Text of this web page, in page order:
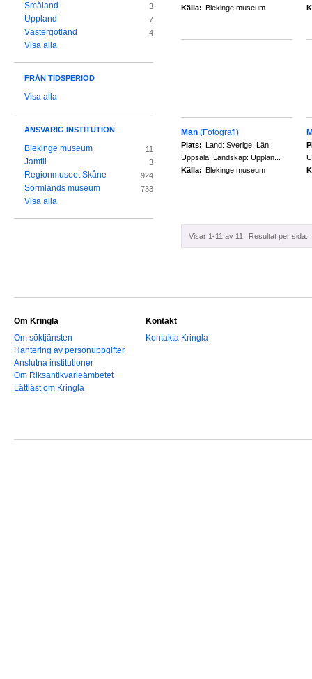
Källa: Blekinge museum
Man (Fotografi)
Plats: Land: Sverige, Län:
Uppsala, Landskap: Upplan...
Källa: Blekinge museum
Visar 1-11 av 11 Resultat per sida:
Småland 3
Uppland 7
Västergötland 4
Visa alla
FRÅN TIDSPERIOD
Visa alla
ANSVARIG INSTITUTION
Blekinge museum 11
Jamtli 3
Regionmuseet Skåne 924
Sörmlands museum 733
Visa alla
Om Kringla
Om söktjänsten
Hantering av personuppgifter
Anslutna institutioner
Om Riksantikvarieämbetet
Lättläst om Kringla
Kontakt
Kontakta Kringla